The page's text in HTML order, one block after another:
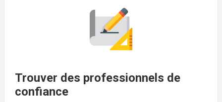
Trouver des professionnels de
confiance